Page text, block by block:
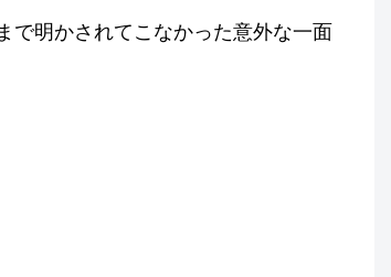
で明かされてこなかった意外な一面